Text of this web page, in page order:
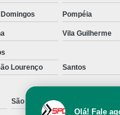
Pompéia
Vila Guilherme
Lourenço Santos
São Caetano do Sul
Olá! Fale